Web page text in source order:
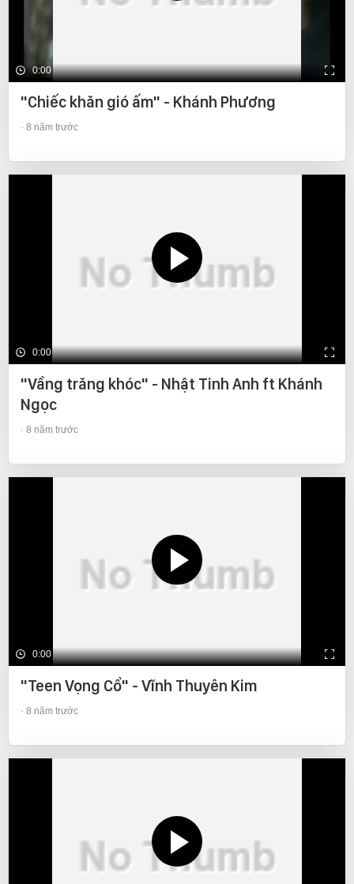
0:00
"Chiếc khăn gió ấm" - Khánh Phương
8 năm trước
0:00
"Vầng trăng khóc" - Nhật Tinh Anh ft Khánh
Ngọc
8 năm trước
0:00
"Teen Vọng Cổ" - Vĩnh Thuyên Kim
8 năm trước